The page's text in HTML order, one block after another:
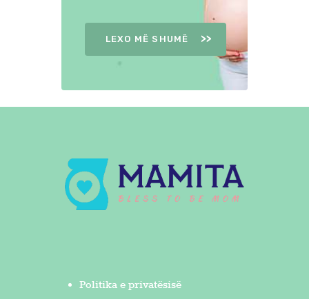
LEXO MË SHUMË
Politika e privatësisë